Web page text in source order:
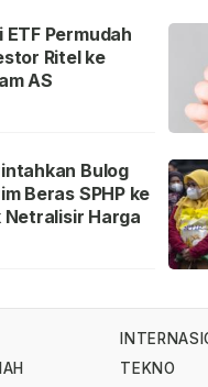
Permudah
Ritel ke
AS
Bulog
Beras SPHP ke
Netralisir Harga
TEKNO